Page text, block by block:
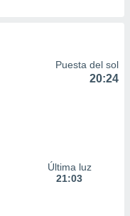
Puesta del sol
20:24
Última luz
21:03